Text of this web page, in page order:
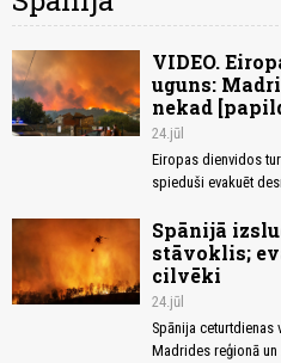
VIDEO.
uguns:
nekad
24.jūl
Eiropas dienvidos
spieduši evakuēt
Spānijā
stāvoklis;
cilvēki
24.jūl
Spānija ceturtdienas
Madrides reģionā